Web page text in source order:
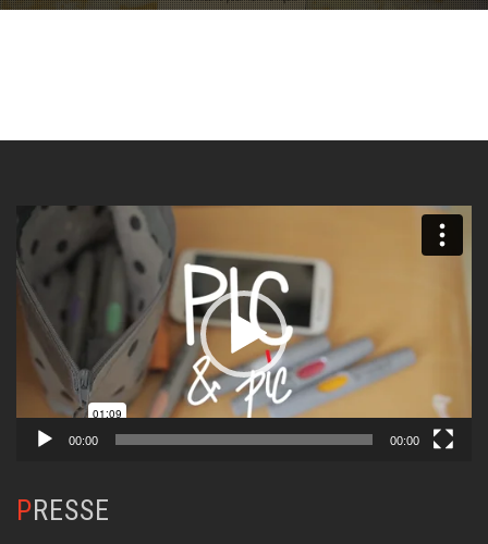
Lecteur
vidéo
00:00 00:00
PRESSE